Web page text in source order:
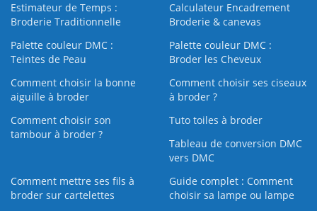
Estimateur de Temps :
Broderie Traditionnelle
Calculateur Encadrement
Broderie & canevas
Palette couleur DMC :
Teintes de Peau
Palette couleur DMC :
Broder les Cheveux
Comment choisir la bonne
aiguille à broder
Comment choisir ses ciseaux
à broder ?
Comment choisir son
tambour à broder ?
Tuto toiles à broder
Tableau de conversion DMC
vers DMC
Comment mettre ses fils à
broder sur cartelettes
Guide complet : Comment
choisir sa lampe ou lampe